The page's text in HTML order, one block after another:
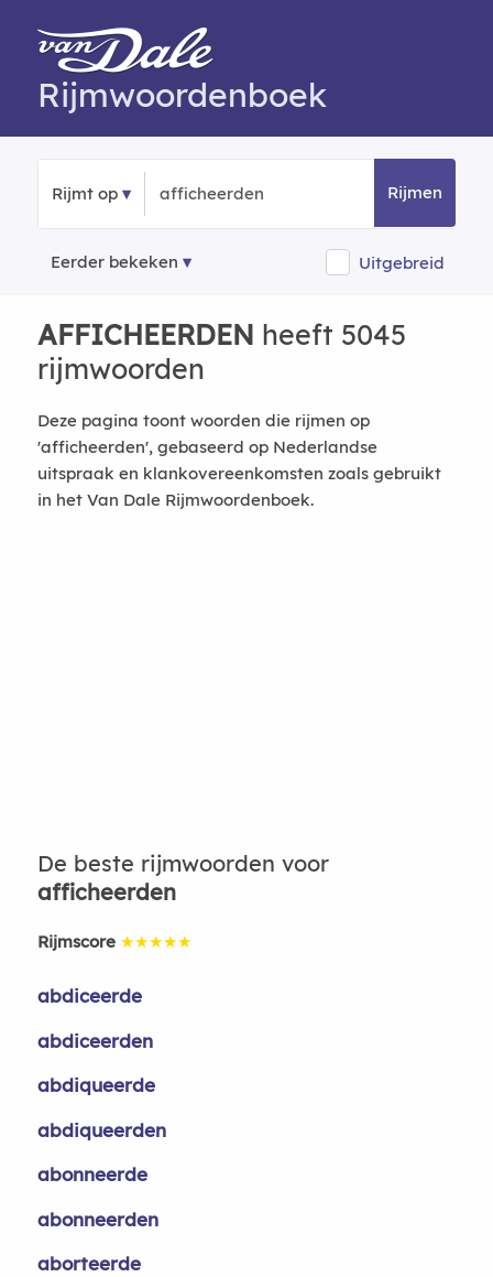
Rijmwoordenboek
Rijmt op Rijmen
Eerder bekeken Uitgebreid
AFFICHEERDEN heeft 5045
rijmwoorden
Deze pagina toont woorden die rijmen op
'afficheerden', gebaseerd op Nederlandse
uitspraak en klankovereenkomsten zoals gebruikt
in het Van Dale Rijmwoordenboek.
De beste rijmwoorden voor
afficheerden
Rijmscore ★★★★★
abdiceerde
abdiceerden
abdiqueerde
abdiqueerden
abonneerde
abonneerden
aborteerde